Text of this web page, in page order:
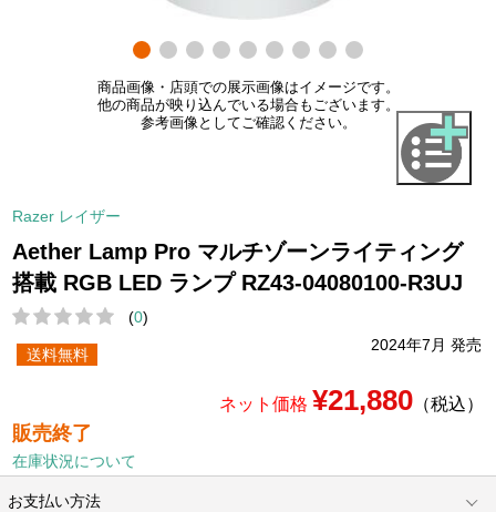
商品画像・店頭での展示画像はイメージです。
他の商品が映り込んでいる場合もございます。
参考画像としてご確認ください。
Razer レイザー
Aether Lamp Pro マルチゾーンライティング
搭載 RGB LED ランプ RZ43-04080100-R3UJ
(0)
2024年7月 発売
送料無料
ネット価格 ¥21,880（税込）
販売終了
在庫状況について
お支払い方法